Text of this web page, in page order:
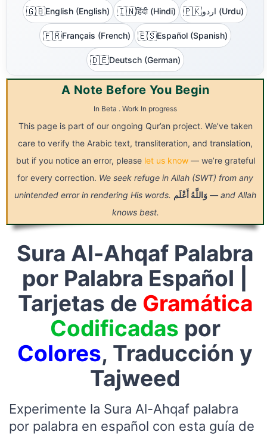
🇬🇧English (English) 🇮🇳हिंदी (Hindi) 🇵🇰 اردو (Urdu)
🇫🇷Français (French) 🇪🇸Español (Spanish)
🇩🇪Deutsch (German)
A Note Before You Begin
In Beta . Work In progress
This page is part of our ongoing Qur’an project. We’ve taken
care to verify the Arabic text, transliteration, and translation,
but if you notice an error, please let us know— we’re grateful
for every correction. We seek refuge in Allah (SWT) from any
unintended error in rendering His words.
وَاللَّهُ أَعْلَم
— and Allah
knows best.
Sura Al-Ahqaf Palabra
por Palabra Español |
Tarjetas de Gramática
Codificadas por
Colores, Traducción y
Tajweed
Experimente la Sura Al-Ahqaf palabra
por palabra en español con esta guía de